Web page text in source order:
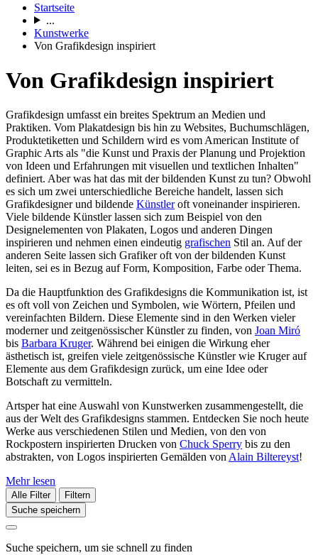
Startseite
...
Kunstwerke
Von Grafikdesign inspiriert
Von Grafikdesign inspiriert
Grafikdesign umfasst ein breites Spektrum an Medien und
Praktiken. Vom Plakatdesign bis hin zu Websites, Buchumschlägen,
Produktetiketten und Schildern wird es vom American Institute of
Graphic Arts als "die Kunst und Praxis der Planung und Projektion
von Ideen und Erfahrungen mit visuellen und textlichen Inhalten"
definiert. Aber was hat das mit der bildenden Kunst zu tun? Obwohl
es sich um zwei unterschiedliche Bereiche handelt, lassen sich
Grafikdesigner und bildende Künstleroft voneinander inspirieren.
Viele bildende Künstler lassen sich zum Beispiel von den
Designelementen von Plakaten, Logos und anderen Dingen
inspirieren und nehmen einen eindeutig grafischen Stil an. Auf der
anderen Seite lassen sich Grafiker oft von der bildenden Kunst
leiten, sei es in Bezug auf Form, Komposition, Farbe oder Thema.
Da die Hauptfunktion des Grafikdesigns die Kommunikation ist, ist
es oft voll von Zeichen und Symbolen, wie Wörtern, Pfeilen und
vereinfachten Bildern. Diese Elemente sind in den Werken vieler
moderner und zeitgenössischer Künstler zu finden, von Joan Miró
bis Barbara Kruger. Während bei einigen die Wirkung eher
ästhetisch ist, greifen viele zeitgenössische Künstler wie Kruger auf
Elemente aus dem Grafikdesign zurück, um eine Idee oder
Botschaft zu vermitteln.
Artsper hat eine Auswahl von Kunstwerken zusammengestellt, die
aus der Welt des Grafikdesigns stammen. Entdecken Sie noch heute
Werke aus verschiedenen Stilen und Medien, von den von
Rockpostern inspirierten Drucken von Chuck Sperry bis zu den
abstrakten, von Logos inspirierten Gemälden vonAlain Biltereyst!
Mehr lesen
Alle Filter
Filtern
Suche speichern
Suche speichern, um sie schnell zu finden